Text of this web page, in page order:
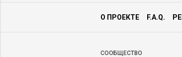
О ПРОЕКТЕ F.A.Q.
CООБЩЕСТВО